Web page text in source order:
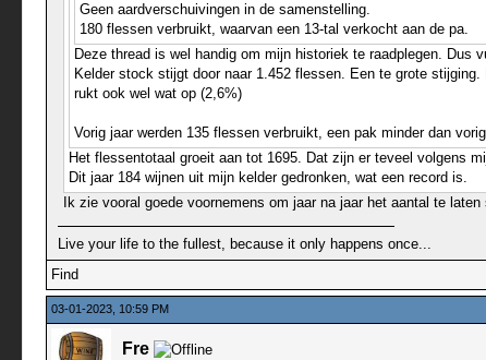
Geen aardverschuivingen in de samenstelling.
180 flessen verbruikt, waarvan een 13-tal verkocht aan de pa.
Deze thread is wel handig om mijn historiek te raadplegen. Dus
Kelder stock stijgt door naar 1.452 flessen. Een te grote
rukt ook wel wat op (2,6%)
Vorig jaar werden 135 flessen verbruikt, een pak minder dan
Het flessentotaal groeit aan tot 1695. Dat zijn er teveel volgens
Dit jaar 184 wijnen uit mijn kelder gedronken, wat een record is.
Ik zie vooral goede voornemens om jaar na jaar het aantal te
Live your life to the fullest, because it only happens once...
Find
03-01-2023, 10:59 PM
Fre